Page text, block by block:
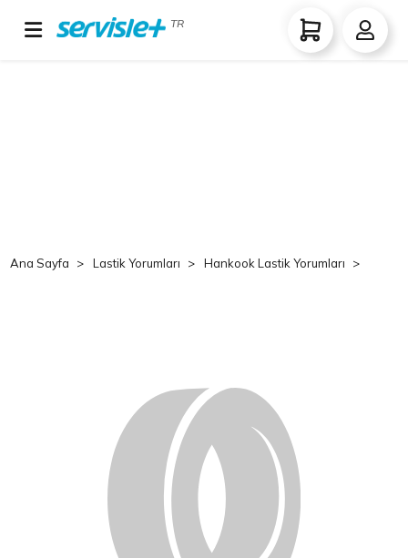
TR
Ana Sayfa Lastik Yorumları Hankook Lastik Yorumları